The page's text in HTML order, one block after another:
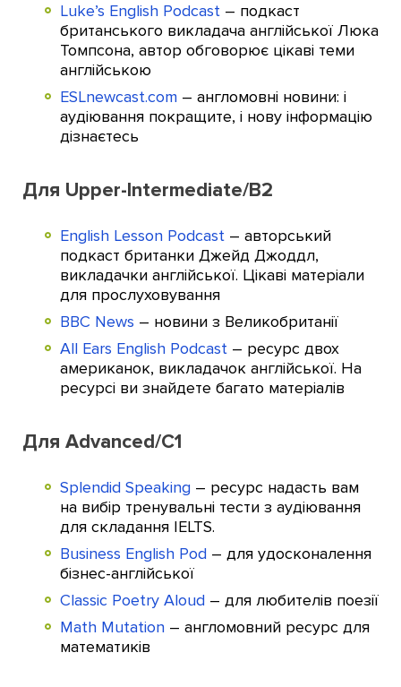
Luke’s English Podcast – подкаст
британського викладача англійської Люка
Томпсона, автор обговорює цікаві теми
англійською
ESLnewcast.com – англомовні новини: і
аудіювання покращите, і нову інформацію
дізнаєтесь
Для Upper-Intermediate/В2
English Lesson Podcast – авторський
подкаст британки Джейд Джоддл,
викладачки англійської. Цікаві матеріали
для прослуховування
BBC News – новини з Великобританії
All Ears English Podcast – ресурс двох
американок, викладачок англійської. На
ресурсі ви знайдете багато матеріалів
Для Advanced/С1
Splendid Speaking – ресурс надасть вам
на вибір тренувальні тести з аудіювання
для складання IELTS.
Business English Pod – для удосконалення
бізнес-англійської
Classic Poetry Aloud – для любителів поезії
Math Mutation – англомовний ресурс для
математиків